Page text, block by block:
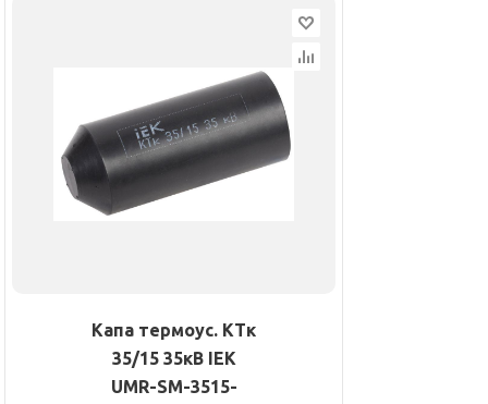
Капа термоус. КТк
35/15 35кВ IEK
UMR-SM-3515-